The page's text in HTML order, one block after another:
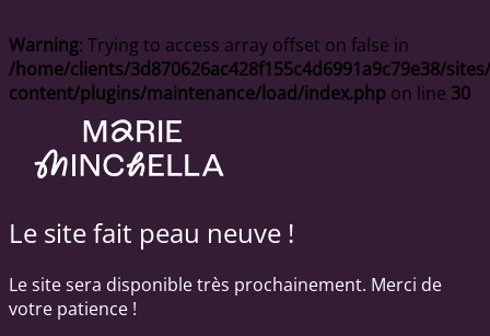
Warning: Trying to access array offset on false in
/home/clients/3d870626ac428f155c4d6991a9c79e38/
content/plugins/maintenance/load/index.php on line 30
Le site fait peau neuve !
Le site sera disponible très prochainement. Merci de
votre patience !